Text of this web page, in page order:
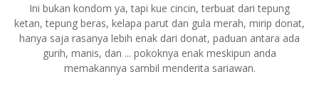
Ini bukan kondom ya, tapi kue cincin, terbuat dari tepung
ketan, tepung beras, kelapa parut dan gula merah, mirip donat,
hanya saja rasanya lebih enak dari donat, paduan antara ada
gurih, manis, dan ... pokoknya enak meskipun anda
memakannya sambil menderita sariawan.